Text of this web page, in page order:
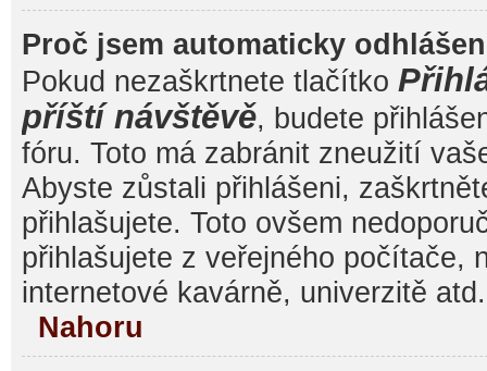
Proč jsem automaticky
Pokud nezaškrtnete tlačítko
příští návštěvě, budete
fóru. Toto má zabránit zneužití
Abyste zůstali přihlášeni,
přihlašujete. Toto ovšem
přihlašujete z veřejného počítače,
internetové kavárně, univerzitě atd.
Nahoru